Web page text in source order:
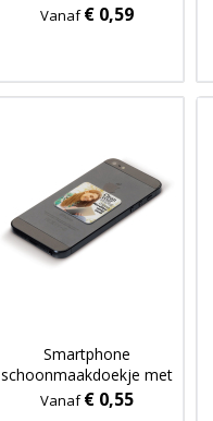
Vanaf€ 0,59
Smartphone
schoonmaakdoekje met
antibacteriële
Vanaf€ 0,55